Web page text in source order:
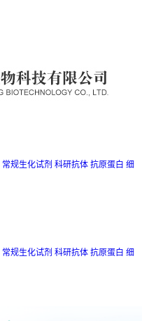
常规生化试剂 科研抗体 抗原蛋白 细
常规生化试剂 科研抗体 抗原蛋白 细